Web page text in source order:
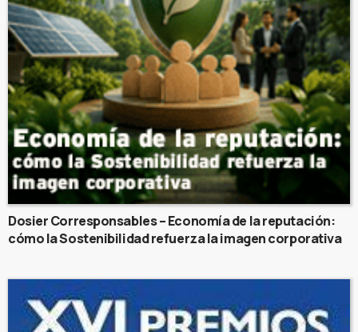
Dosier Corresponsables – Economía de la reputación:
cómo la Sostenibilidad refuerza la imagen corporativa